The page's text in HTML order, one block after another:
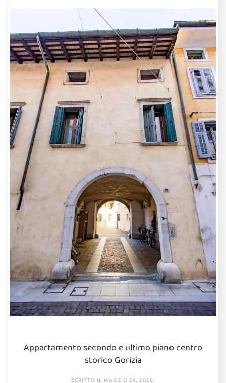
Appartamento secondo e ultimo piano centro
storico Gorizia
SCRITTO IL MAGGIO 24, 2026.